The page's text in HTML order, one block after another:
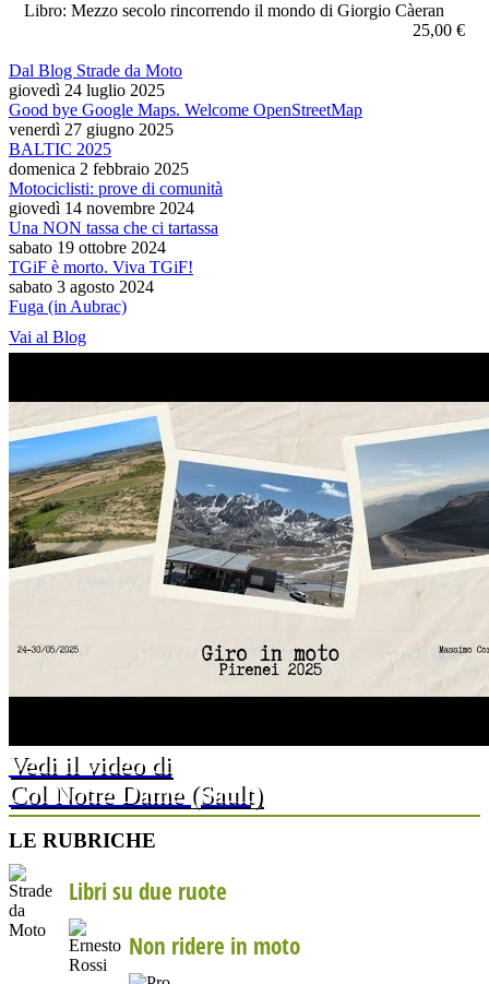
Libro: Mezzo secolo rincorrendo il mondo di Giorgio Càeran
25,00 €
Dal Blog Strade da Moto
giovedì 24 luglio 2025
Good bye Google Maps. Welcome OpenStreetMap
venerdì 27 giugno 2025
BALTIC 2025
domenica 2 febbraio 2025
Motociclisti: prove di comunità
giovedì 14 novembre 2024
Una NON tassa che ci tartassa
sabato 19 ottobre 2024
TGiF è morto. Viva TGiF!
sabato 3 agosto 2024
Fuga (in Aubrac)
Vai al Blog
Vedi il video di
Col Notre Dame (Sault)
LE RUBRICHE
Libri su due ruote
Non ridere in moto